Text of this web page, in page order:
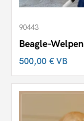
90443
Beagle-Welpen
500,00 €VB